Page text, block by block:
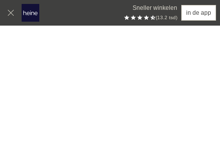
Sneller winkelen
(13.2 tsd)
in de app